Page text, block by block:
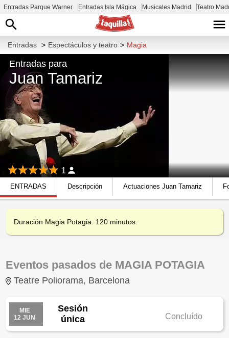
Entradas Parque Warner Entradas Isla Mágica Musicales Madrid Teatro
Entradas > Espectáculos y teatro > Magia
Entradas para
Juan Tamariz
1
ENTRADAS Descripción Actuaciones Juan Tamariz
Duración Magia Potagia: 120 minutos.
Eventos pasados de MAGIA POTAGIA
Teatre Poliorama, Barcelona
MIE
12 JUN
Sesión
única
Concluído